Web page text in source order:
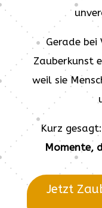
Gerade
Zauberkunst
weil sie
Kurz
Momente,
Jetzt